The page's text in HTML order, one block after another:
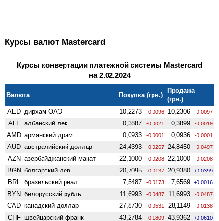
Курсы валют Mastercard
Курсы конвертации платежной системы Mastercard
на 2.02.2024
Валюта Покупка (грн.)
Продажа
(грн.)
AED дирхам ОАЭ 10,2273 -0.0096 10,2306 -0.0097
ALL албанский лек 0,3887 -0.0021 0,3899 -0.0019
AMD армянский драм 0,0933 -0.0001 0,0936 -0.0001
AUD австралийский доллар 24,4393 -0.0267 24,8450 -0.0497
AZN азербайджанский манат 22,1000 -0.0208 22,1000 -0.0208
BGN болгарский лев 20,7095 -0.0137 20,9380 +0.0399
BRL бразильский реал 7,5487 -0.0173 7,6569 +0.0016
BYN белорусский рубль 11,6993 -0.0487 11,6993 -0.0487
CAD канадский доллар 27,8730 -0.0531 28,1149 -0.0138
CHF швейцарский франк 43,2784 -0.1809 43,9362 +0.0610